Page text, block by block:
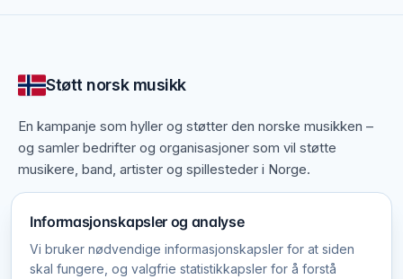
fra hele det norske musikklivet som på hver sin måte
støtter norsk musikk.
Støtt norsk musikk
En kampanje som hyller og støtter den norske musikken –
og samler bedrifter og organisasjoner som vil støtte
musikere, band, artister og spillesteder i Norge.
Meld på nettsiden gratis
Informasjonskapsler og analyse
Vi bruker nødvendige informasjonskapsler for at siden
skal fungere, og valgfrie statistikkapsler for å forstå